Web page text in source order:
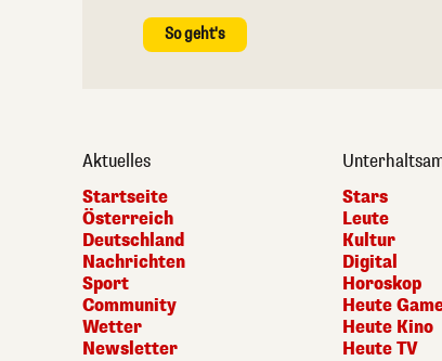
So geht's
Aktuelles
Startseite
Österreich
Deutschland
Nachrichten
Sport
Community
Wetter
Newsletter
Stars
Leute
Kultur
Digital
Horoskop
Heute
Heute Kino
Heute TV